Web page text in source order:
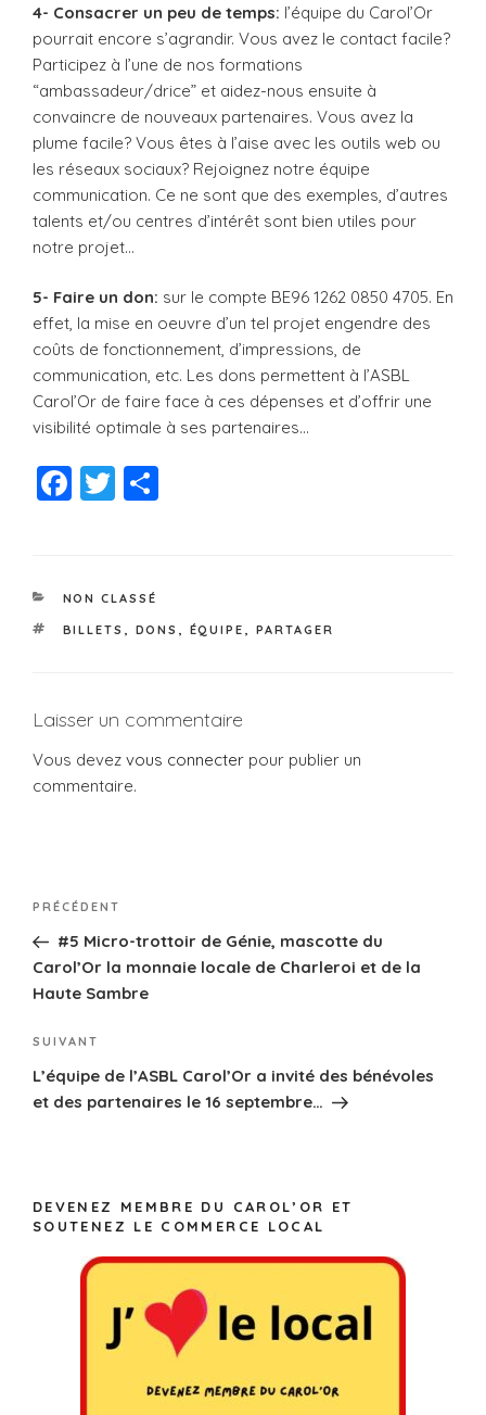
4- Consacrer un peu de temps: l’équipe du Carol’Or
pourrait encore s’agrandir. Vous avez le contact facile?
Participez à l’une de nos formations
“ambassadeur/drice” et aidez-nous ensuite à
convaincre de nouveaux partenaires. Vous avez la
plume facile? Vous êtes à l’aise avec les outils web ou
les réseaux sociaux? Rejoignez notre équipe
communication. Ce ne sont que des exemples, d’autres
talents et/ou centres d’intérêt sont bien utiles pour
notre projet…
5- Faire un don: sur le compte BE96 1262 0850 4705. En
effet, la mise en oeuvre d’un tel projet engendre des
coûts de fonctionnement, d’impressions, de
communication, etc. Les dons permettent à l’ASBL
Carol’Or de faire face à ces dépenses et d’offrir une
visibilité optimale à ses partenaires…
F
e
b
k
T
er
g
CATÉGORIES
NON CLASSÉ
ÉTIQUETTES
BILLETS DONS ÉQUIPE PARTAGER
Laisser un commentaire
Vous devez vous connecter pour publier un
commentaire.
Navigation
l’article
Article
précédent
PRÉCÉDENT
#5 Micro-trottoir de Génie, mascotte du
Carol’Or la monnaie locale de Charleroi et de la
Haute Sambre
Article
suivant
SUIVANT
L’équipe de l’ASBL Carol’Or a invité des bénévoles
et des partenaires le 16 septembre…
DEVENEZ MEMBRE DU CAROL’OR ET
SOUTENEZ LE COMMERCE LOCAL